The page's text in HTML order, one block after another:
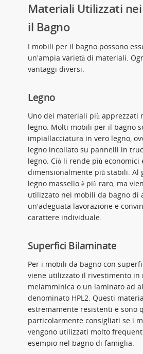
Materiali Utilizzati
il Bagno
I mobili per il bagno possono
un'ampia varietà di materiali.
vantaggi diversi.
Legno
Uno dei materiali più apprezzati
legno. Molti mobili per il bagno
impiallacciatura in vero legno,
legno incollato su pannelli in
legno. Ciò li rende più economici
dimensionalmente più stabili. Al
legno massello è più raro, ma
utilizzato nei mobili da bagno di
un'adeguata lavorazione e
carattere individuale.
Superfici Bilaminate
Per i mobili da bagno con
viene utilizzato il rivestimento in
melamminica o un laminato ad
denominato HPL2. Questi
estremamente resistenti e sono
particolarmente consigliati se i
vengono utilizzati molto
esempio nel bagno di famiglia.